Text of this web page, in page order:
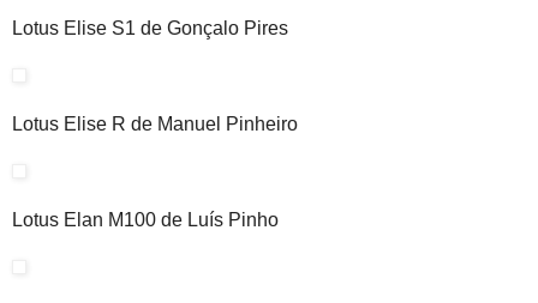
Lotus Elise S1 de Gonçalo Pires
Lotus Elise R de Manuel Pinheiro
Lotus Elan M100 de Luís Pinho